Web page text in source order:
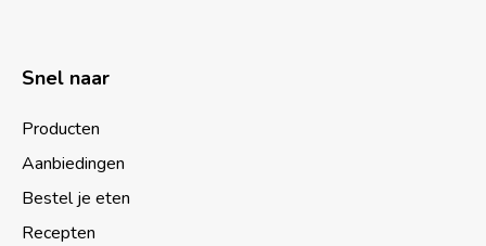
Snel naar
Producten
Aanbiedingen
Bestel je eten
Recepten